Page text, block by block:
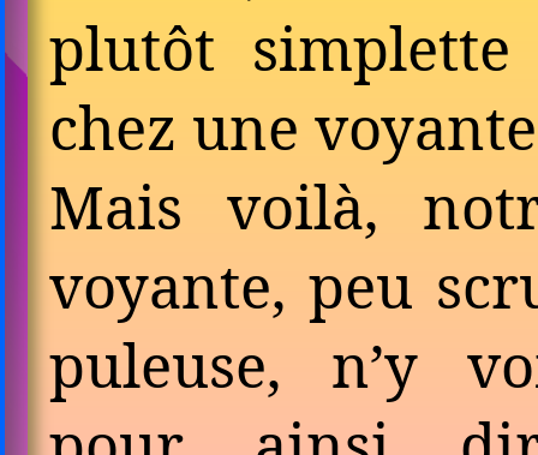
plutôt
chez une
Mais voilà,
voyante, peu
puleuse, n’y